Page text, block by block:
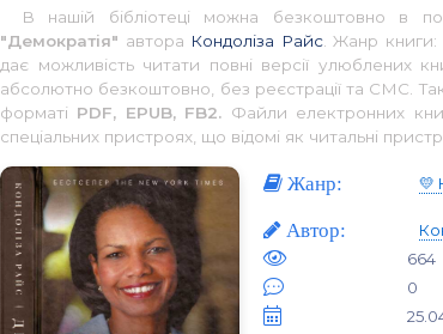
В нашій бібліотеці можна безкоштовно в
"Демократія" автора Кондоліза Райс. Жанр книги:
дає можливість читати повні версії улюблених
абсолютно безкоштовно, без реєстрації та СМС.
форматі PDF, EPUB, FB2. Файли електронних
спеціальних пристроях, що відомі як читальні
Жанр: 💛
Автор:
664
0